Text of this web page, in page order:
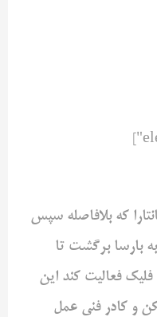
که بلافاصله سپس
بارسا برگشت تا
فعالیت کند این
و کادر فنی عمل